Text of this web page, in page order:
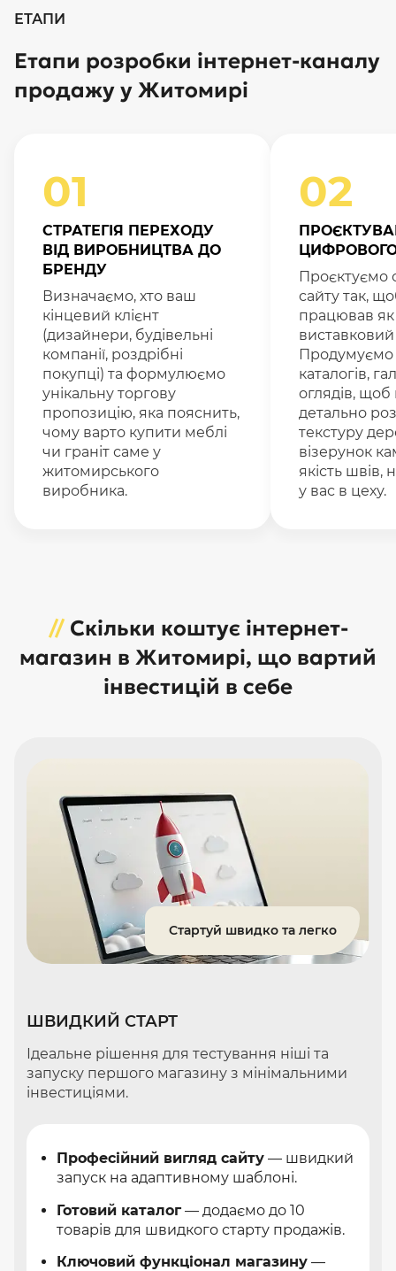
ЕТАПИ
Етапи розробки інтернет-каналу
продажу у Житомирі
01
СТРАТЕГІЯ ПЕРЕХОДУ
ВІД ВИРОБНИЦТВА ДО
БРЕНДУ
Визначаємо, хто ваш
кінцевий клієнт
(дизайнери, будівельні
компанії, роздрібні
покупці) та формулюємо
унікальну торгову
пропозицію, яка пояснить,
чому варто купити меблі
чи граніт саме у
житомирського
виробника.
02
Проєктуємо
сайту так,
працював як
виставковий
Продумуємо
каталогів,
оглядів, щоб
детально
текстуру
візерунок
якість швів,
у вас в цеху.
//Скільки коштує інтернет-
магазин в Житомирі, що вартий
інвестицій в себе
Стартуй швидко та легко
ШВИДКИЙ СТАРТ
Ідеальне рішення для тестування ніші та
запуску першого магазину з мінімальними
інвестиціями.
Професійний вигляд сайту — швидкий
запуск на адаптивному шаблоні.
Готовий каталог — додаємо до 10
товарів для швидкого старту продажів.
Ключовий функціонал магазину —